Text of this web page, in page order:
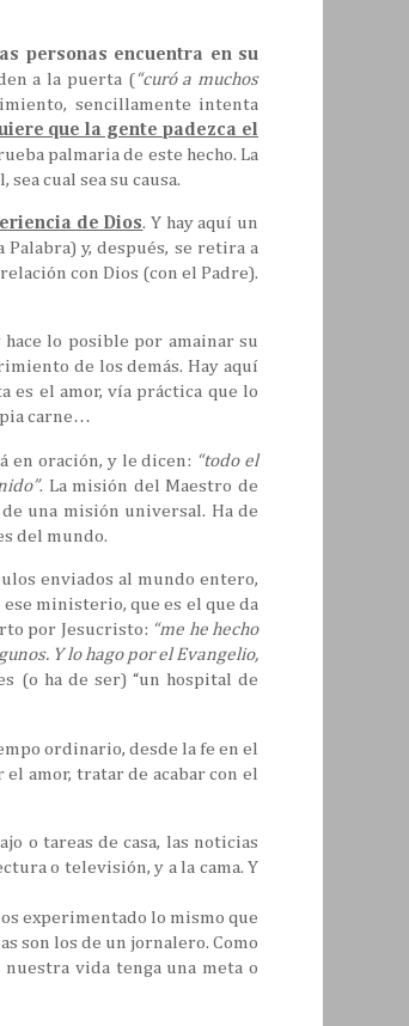
personas encuentra en su
a la puerta (“curó a muchos
sencillamente intenta
que la gente padezca el
palmaria de este hecho. La
cual sea su causa.
de Dios. Y hay aquí un
y, después, se retira a
con Dios (con el Padre).
lo posible por amainar su
de los demás. Hay aquí
es el amor, vía práctica que lo
carne…
en oración, y le dicen: “todo el
. La misión del Maestro de
una misión universal. Ha de
del mundo.
enviados al mundo entero,
ese ministerio, que es el que da
por Jesucristo: “me he hecho
Y lo hago por el Evangelio,
(o ha de ser) “un hospital de
ordinario, desde la fe en el
amor, tratar de acabar con el
o tareas de casa, las noticias
o televisión, y a la cama. Y
experimentado lo mismo que
son los de un jornalero. Como
vida tenga una meta o